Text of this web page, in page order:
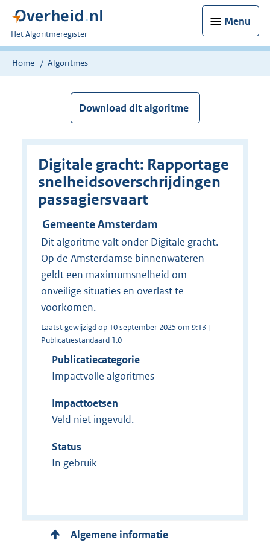
Menu
U
bent
nu
Het Algoritmeregister
Home Algoritmes
Download dit algoritme
Digitale gracht: Rapportage
snelheidsoverschrijdingen
passagiersvaart
Gemeente Amsterdam
Dit algoritme valt onder Digitale gracht.
Op de Amsterdamse binnenwateren
geldt een maximumsnelheid om
onveilige situaties en overlast te
voorkomen.
Laatst gewijzigd op 10 september 2025 om 9:13 |
Publicatiestandaard 1.0
Publicatiecategorie
Impactvolle algoritmes
Impacttoetsen
Veld niet ingevuld.
Status
In gebruik
Algemene informatie